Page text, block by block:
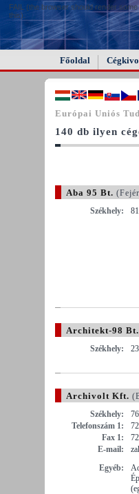
FAIL (the browser should render
this).
Főoldal
Európai Uniós
140 db ilyen
Aba 95 Bt.
Székhely:
Architekt-98 Bt.
Székhely:
Archivolt Kft.
Székhely:
Telefonszám 1:
Fax 1:
E-mail:
Egyéb: